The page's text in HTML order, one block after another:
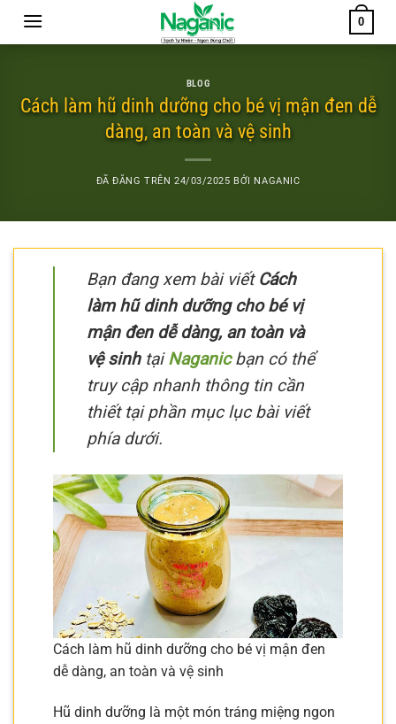
0
BLOG
Cách làm hũ dinh dưỡng cho bé vị mận đen dễ
dàng, an toàn và vệ sinh
ĐÃ ĐĂNG TRÊN 24/03/2025 BỞI NAGANIC
Bạn đang xem bài viết Cách
làm hũ dinh dưỡng cho bé vị
mận đen dễ dàng, an toàn và
vệ sinhtạiNaganic bạn có thể
truy cập nhanh thông tin cần
thiết tại phần mục lục bài viết
phía dưới.
Cách làm hũ dinh dưỡng cho bé vị mận đen
dễ dàng, an toàn và vệ sinh
Hũ dinh dưỡng là một món tráng miệng ngon